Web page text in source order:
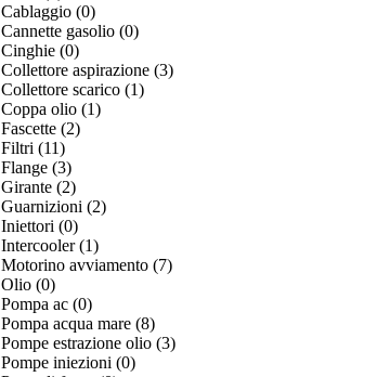
Cablaggio (0)
Cannette gasolio (0)
Cinghie (0)
Collettore aspirazione (3)
Collettore scarico (1)
Coppa olio (1)
Fascette (2)
Filtri (11)
Flange (3)
Girante (2)
Guarnizioni (2)
Iniettori (0)
Intercooler (1)
Motorino avviamento (7)
Olio (0)
Pompa ac (0)
Pompa acqua mare (8)
Pompe estrazione olio (3)
Pompe iniezioni (0)